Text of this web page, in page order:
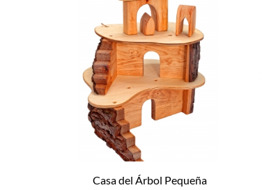
Casa del Árbol Pequeña